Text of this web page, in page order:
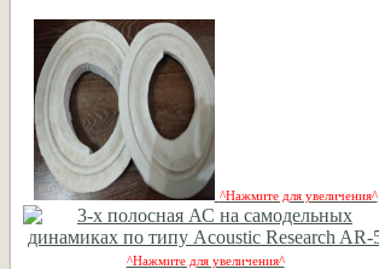
^Нажмите для увеличения^
^Нажмите для увеличения^